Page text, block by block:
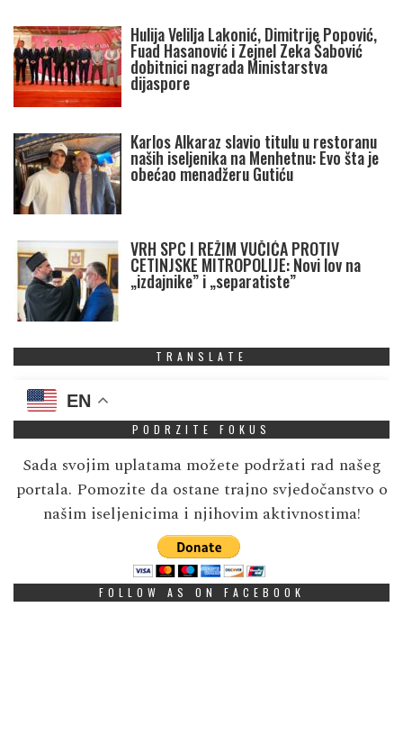
Hulija Velilja Lakonić, Dimitrije Popović,
Fuad Hasanović i Zejnel Zeka Šabović
dobitnici nagrada Ministarstva
dijaspore
Karlos Alkaraz slavio titulu u restoranu
naših iseljenika na Menhetnu: Evo šta je
obećao menadžeru Gutiću
VRH SPC I REŽIM VUČIĆA PROTIV
CETINJSKE MITROPOLIJE: Novi lov na
„izdajnike” i „separatiste”
TRANSLATE
EN
PODRZITE FOKUS
Sada svojim uplatama možete podržati rad našeg
portala. Pomozite da ostane trajno svjedočanstvo o
našim iseljenicima i njihovim aktivnostima!
FOLLOW AS ON FACEBOOK